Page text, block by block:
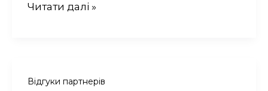
Що
на
Читати далі »
Відгуки партнерів